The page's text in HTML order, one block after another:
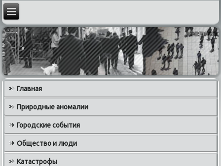
Главная
Природные аномалии
Городские события
Общество и люди
Катастрофы